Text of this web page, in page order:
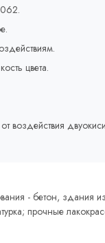
цвета.
воздействия
- бетон, здания
прочные